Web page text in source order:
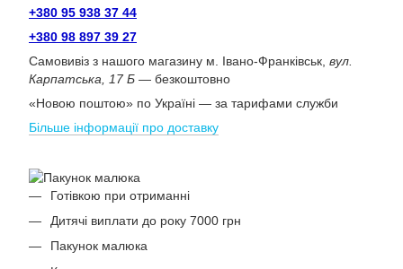
+380 95 938 37 44
+380 98 897 39 27
Самовивіз з нашого магазину м. Івано-Франківськ, вул.
Карпатська, 17 Б — безкоштовно
«Новою поштою» по Україні — за тарифами служби
Більше інформації про доставку
Готівкою при отриманні
Дитячі виплати до року 7000 грн
Пакунок малюка